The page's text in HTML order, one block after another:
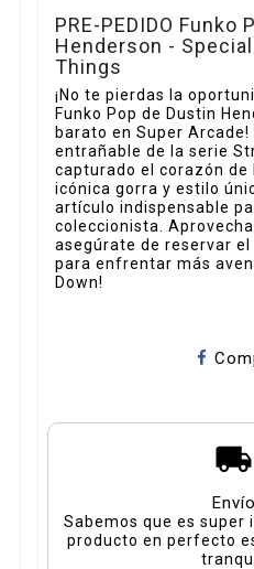
PRE-PEDIDO Funko
Henderson -
Things
¡No te pierdas la
Funko Pop de Dustin
barato en Super Arcade!
entrañable de la serie
capturado el corazón de
icónica gorra y estilo
artículo indispensable
coleccionista.
asegúrate de reservar el
para enfrentar más
Down!
Sabemos que es
producto en perfecto